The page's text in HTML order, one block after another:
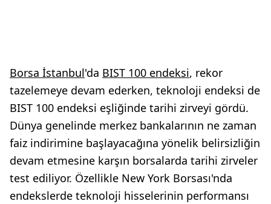
Borsa İstanbul'da BIST 100 endeksi, rekor
tazelemeye devam ederken, teknoloji endeksi de
BIST 100 endeksi eşliğinde tarihi zirveyi gördü.
Dünya genelinde merkez bankalarının ne zaman
faiz indirimine başlayacağına yönelik belirsizliğin
devam etmesine karşın borsalarda tarihi zirveler
test ediliyor. Özellikle New York Borsası'nda
endekslerde teknoloji hisselerinin performansı